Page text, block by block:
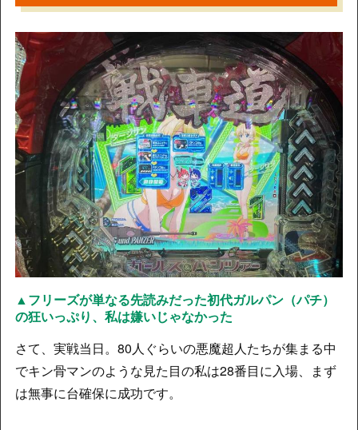
▲フリーズが単なる先読みだった初代ガルパン（パチ）
の狂いっぷり、私は嫌いじゃなかった
さて、実戦当日。80人ぐらいの悪魔超人たちが集まる中
でキン骨マンのような見た目の私は28番目に入場、まず
は無事に台確保に成功です。